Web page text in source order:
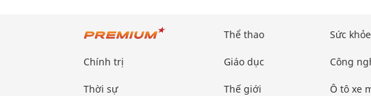
Chính trị
Thời sự
Thể thao
Giáo dục
Thế giới
Sức khỏe
Công
Ô tô xe